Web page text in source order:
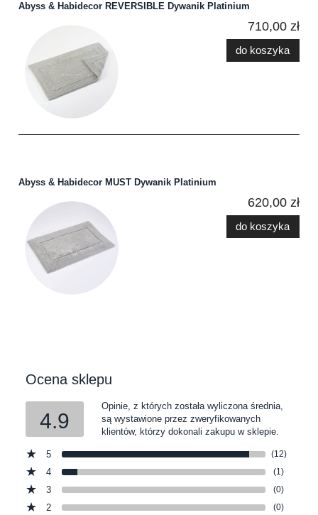
Abyss & Habidecor REVERSIBLE Dywanik Platinium
710,00 zł
do koszyka
Abyss & Habidecor MUST Dywanik Platinium
620,00 zł
do koszyka
Ocena sklepu
4.9
Opinie, z których została wyliczona średnia,
są wystawione przez zweryfikowanych
klientów, którzy dokonali zakupu w sklepie.
5 (12)
4 (1)
3 (0)
2 (0)